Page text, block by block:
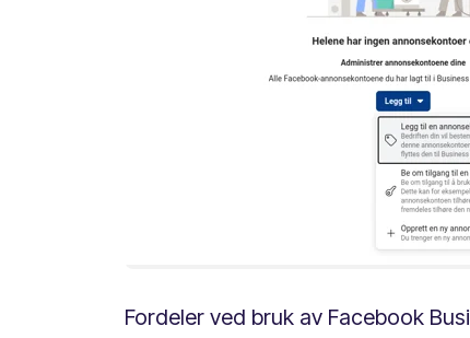
Fordeler ved bruk av Facebook